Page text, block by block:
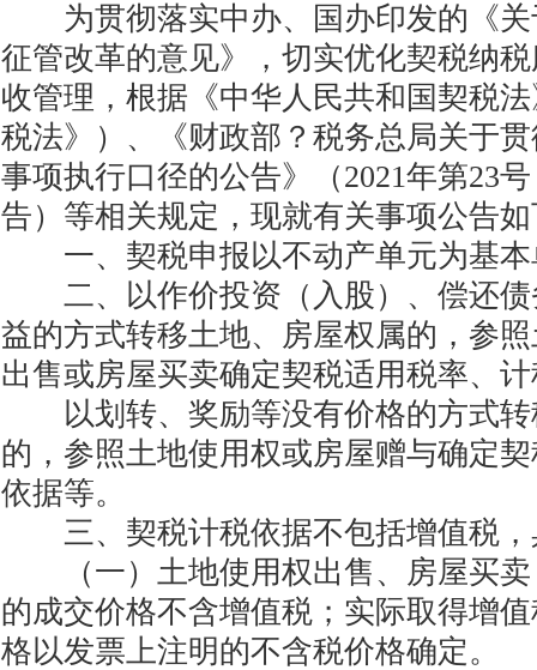
为贯彻落实中办、国办印发的《关
征管改革的意见》，切实优化契税纳
收管理，根据《中华人民共和国契税
税法》）、《财政部？税务总局关于
事项执行口径的公告》（2021年第23
告）等相关规定，现就有关事项公告
一、契税申报以不动产单元为基本
二、以作价投资（入股）、偿还债
益的方式转移土地、房屋权属的，参
出售或房屋买卖确定契税适用税率、
以划转、奖励等没有价格的方式转
的，参照土地使用权或房屋赠与确定
依据等。
三、契税计税依据不包括增值税，
（一）土地使用权出售、房屋买卖
的成交价格不含增值税；实际取得增
格以发票上注明的不含税价格确定。